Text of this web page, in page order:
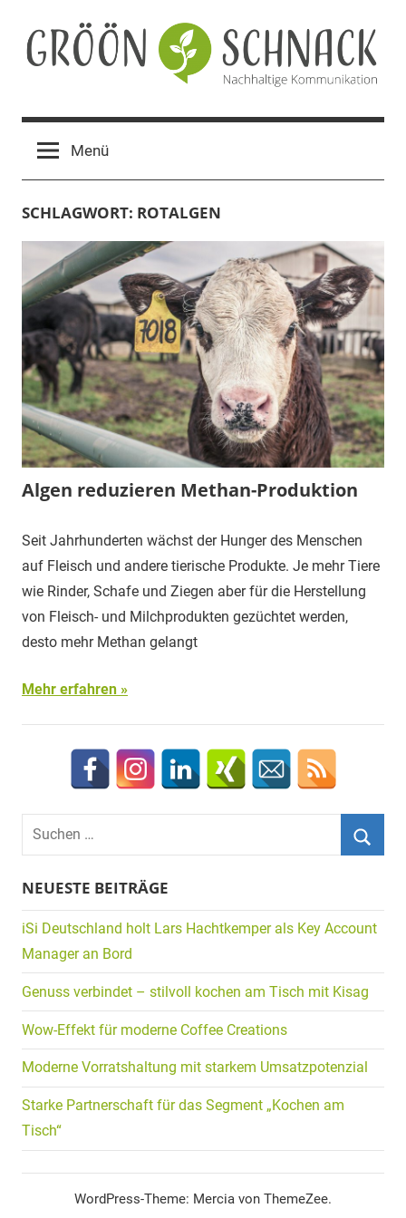
Inhalt
springen
Gröön
Schnack
Menü
SCHLAGWORT: ROTALGEN
Algen reduzieren Methan-Produktion
Seit Jahrhunderten wächst der Hunger des Menschen
auf Fleisch und andere tierische Produkte. Je mehr Tiere
wie Rinder, Schafe und Ziegen aber für die Herstellung
von Fleisch- und Milchprodukten gezüchtet werden,
desto mehr Methan gelangt
Mehr erfahren
Suchen
nach:
NEUESTE BEITRÄGE
iSi Deutschland holt Lars Hachtkemper als Key Account
Manager an Bord
Genuss verbindet – stilvoll kochen am Tisch mit Kisag
Wow-Effekt für moderne Coffee Creations
Moderne Vorratshaltung mit starkem Umsatzpotenzial
Starke Partnerschaft für das Segment „Kochen am
Tisch“
WordPress-Theme: Mercia von ThemeZee.